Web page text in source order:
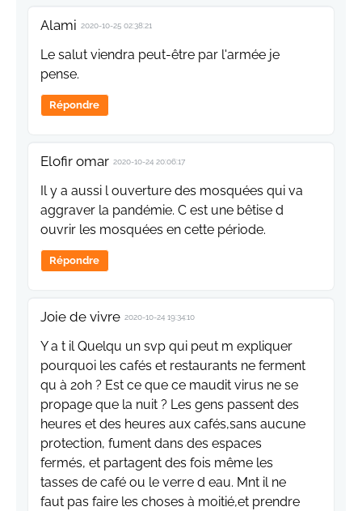
Alami 2020-10-25 02:38:21
Le salut viendra peut-être par l'armée je
pense.
Répondre
Elofir omar 2020-10-24 20:06:17
Il y a aussi l ouverture des mosquées qui va
aggraver la pandémie. C est une bêtise d
ouvrir les mosquées en cette période.
Répondre
Joie de vivre 2020-10-24 19:34:10
Y a t il Quelqu un svp qui peut m expliquer
pourquoi les cafés et restaurants ne ferment
qu à 20h ? Est ce que ce maudit virus ne se
propage que la nuit ? Les gens passent des
heures et des heures aux cafés,sans aucune
protection, fument dans des espaces
fermés, et partagent des fois même les
tasses de café ou le verre d eau. Mnt il ne
faut pas faire les choses à moitié,et prendre